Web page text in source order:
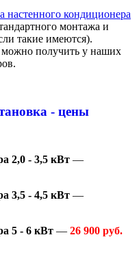
настенного кондиционера
монтажа и
такие имеются).
получить у наших
- цены
2,0 - 3,5 кВт —
3,5 - 4,5 кВт —
5 - 6 кВт — 26 900 руб.